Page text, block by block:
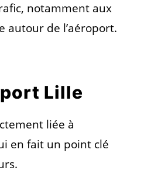
notamment aux
autour de l’aéroport.
Lille
liée à
en fait un point clé